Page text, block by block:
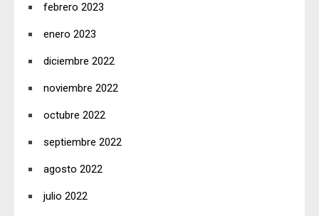
febrero 2023
enero 2023
diciembre 2022
noviembre 2022
octubre 2022
septiembre 2022
agosto 2022
julio 2022